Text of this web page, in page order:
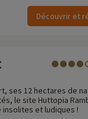
Découvrir et
ses 12 hectares de
le site Huttopia
et ludiques !